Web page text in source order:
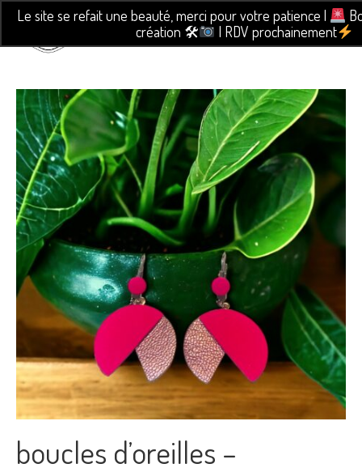
Le site se refait une beauté, merci pour votre patience |
création 🛠
| RDV prochainement
boucles d’oreilles –